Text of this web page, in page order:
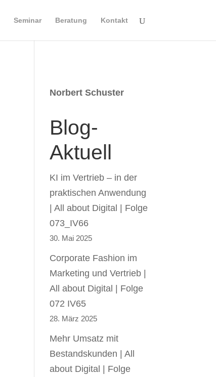
Seminar Beratung Kontakt
Norbert Schuster
Blog-
Aktuell
KI im Vertrieb – in der
praktischen Anwendung
| All about Digital | Folge
073_IV66
30. Mai 2025
Corporate Fashion im
Marketing und Vertrieb |
All about Digital | Folge
072 IV65
28. März 2025
Mehr Umsatz mit
Bestandskunden | All
about Digital | Folge